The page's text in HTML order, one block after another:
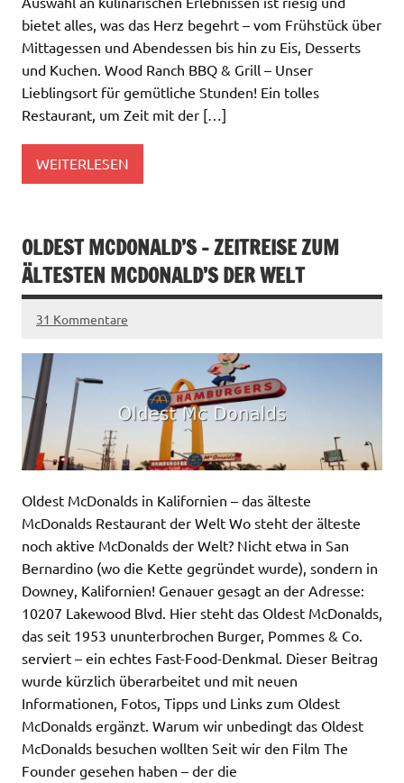
bietet alles, was das Herz begehrt – vom Frühstück über
Mittagessen und Abendessen bis hin zu Eis, Desserts
und Kuchen. Wood Ranch BBQ & Grill – Unser
Lieblingsort für gemütliche Stunden! Ein tolles
Restaurant, um Zeit mit der […]
WEITERLESEN
OLDEST MCDONALD’S – ZEITREISE ZUM
ÄLTESTEN MCDONALD’S DER WELT
31 Kommentare
Oldest McDonalds in Kalifornien – das älteste
McDonalds Restaurant der Welt Wo steht der älteste
noch aktive McDonalds der Welt? Nicht etwa in San
Bernardino (wo die Kette gegründet wurde), sondern in
Downey, Kalifornien! Genauer gesagt an der Adresse:
10207 Lakewood Blvd. Hier steht das Oldest McDonalds,
das seit 1953 ununterbrochen Burger, Pommes & Co.
serviert – ein echtes Fast-Food-Denkmal. Dieser Beitrag
wurde kürzlich überarbeitet und mit neuen
Informationen, Fotos, Tipps und Links zum Oldest
McDonalds ergänzt. Warum wir unbedingt das Oldest
McDonalds besuchen wollten Seit wir den Film The
Founder gesehen haben – der die